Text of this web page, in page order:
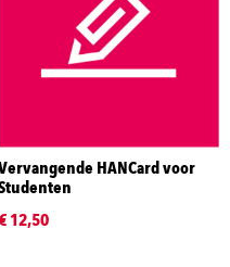
HANCard voor
12,50